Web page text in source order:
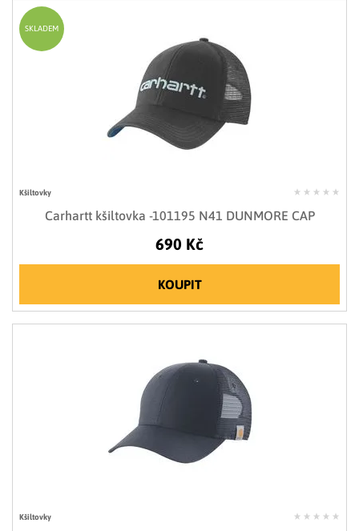
Kšiltovky
Carhartt kšiltovka -101195 N41 DUNMORE CAP
690 Kč
KOUPIT
SKLADEM
Kšiltovky